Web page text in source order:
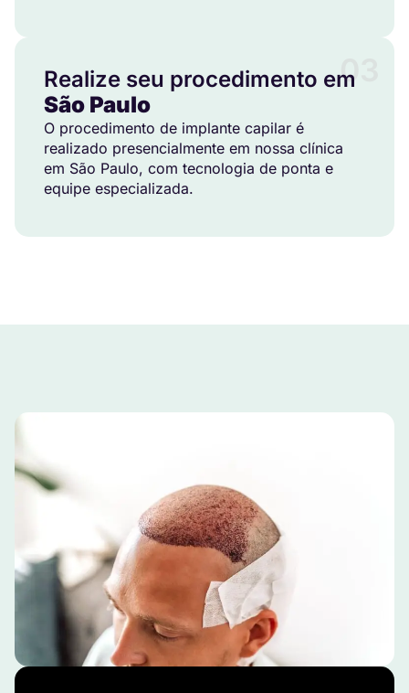
03
Realize seu procedimento em
São Paulo
O procedimento de implante capilar é
realizado presencialmente em nossa clínica
em São Paulo, com tecnologia de ponta e
equipe especializada.